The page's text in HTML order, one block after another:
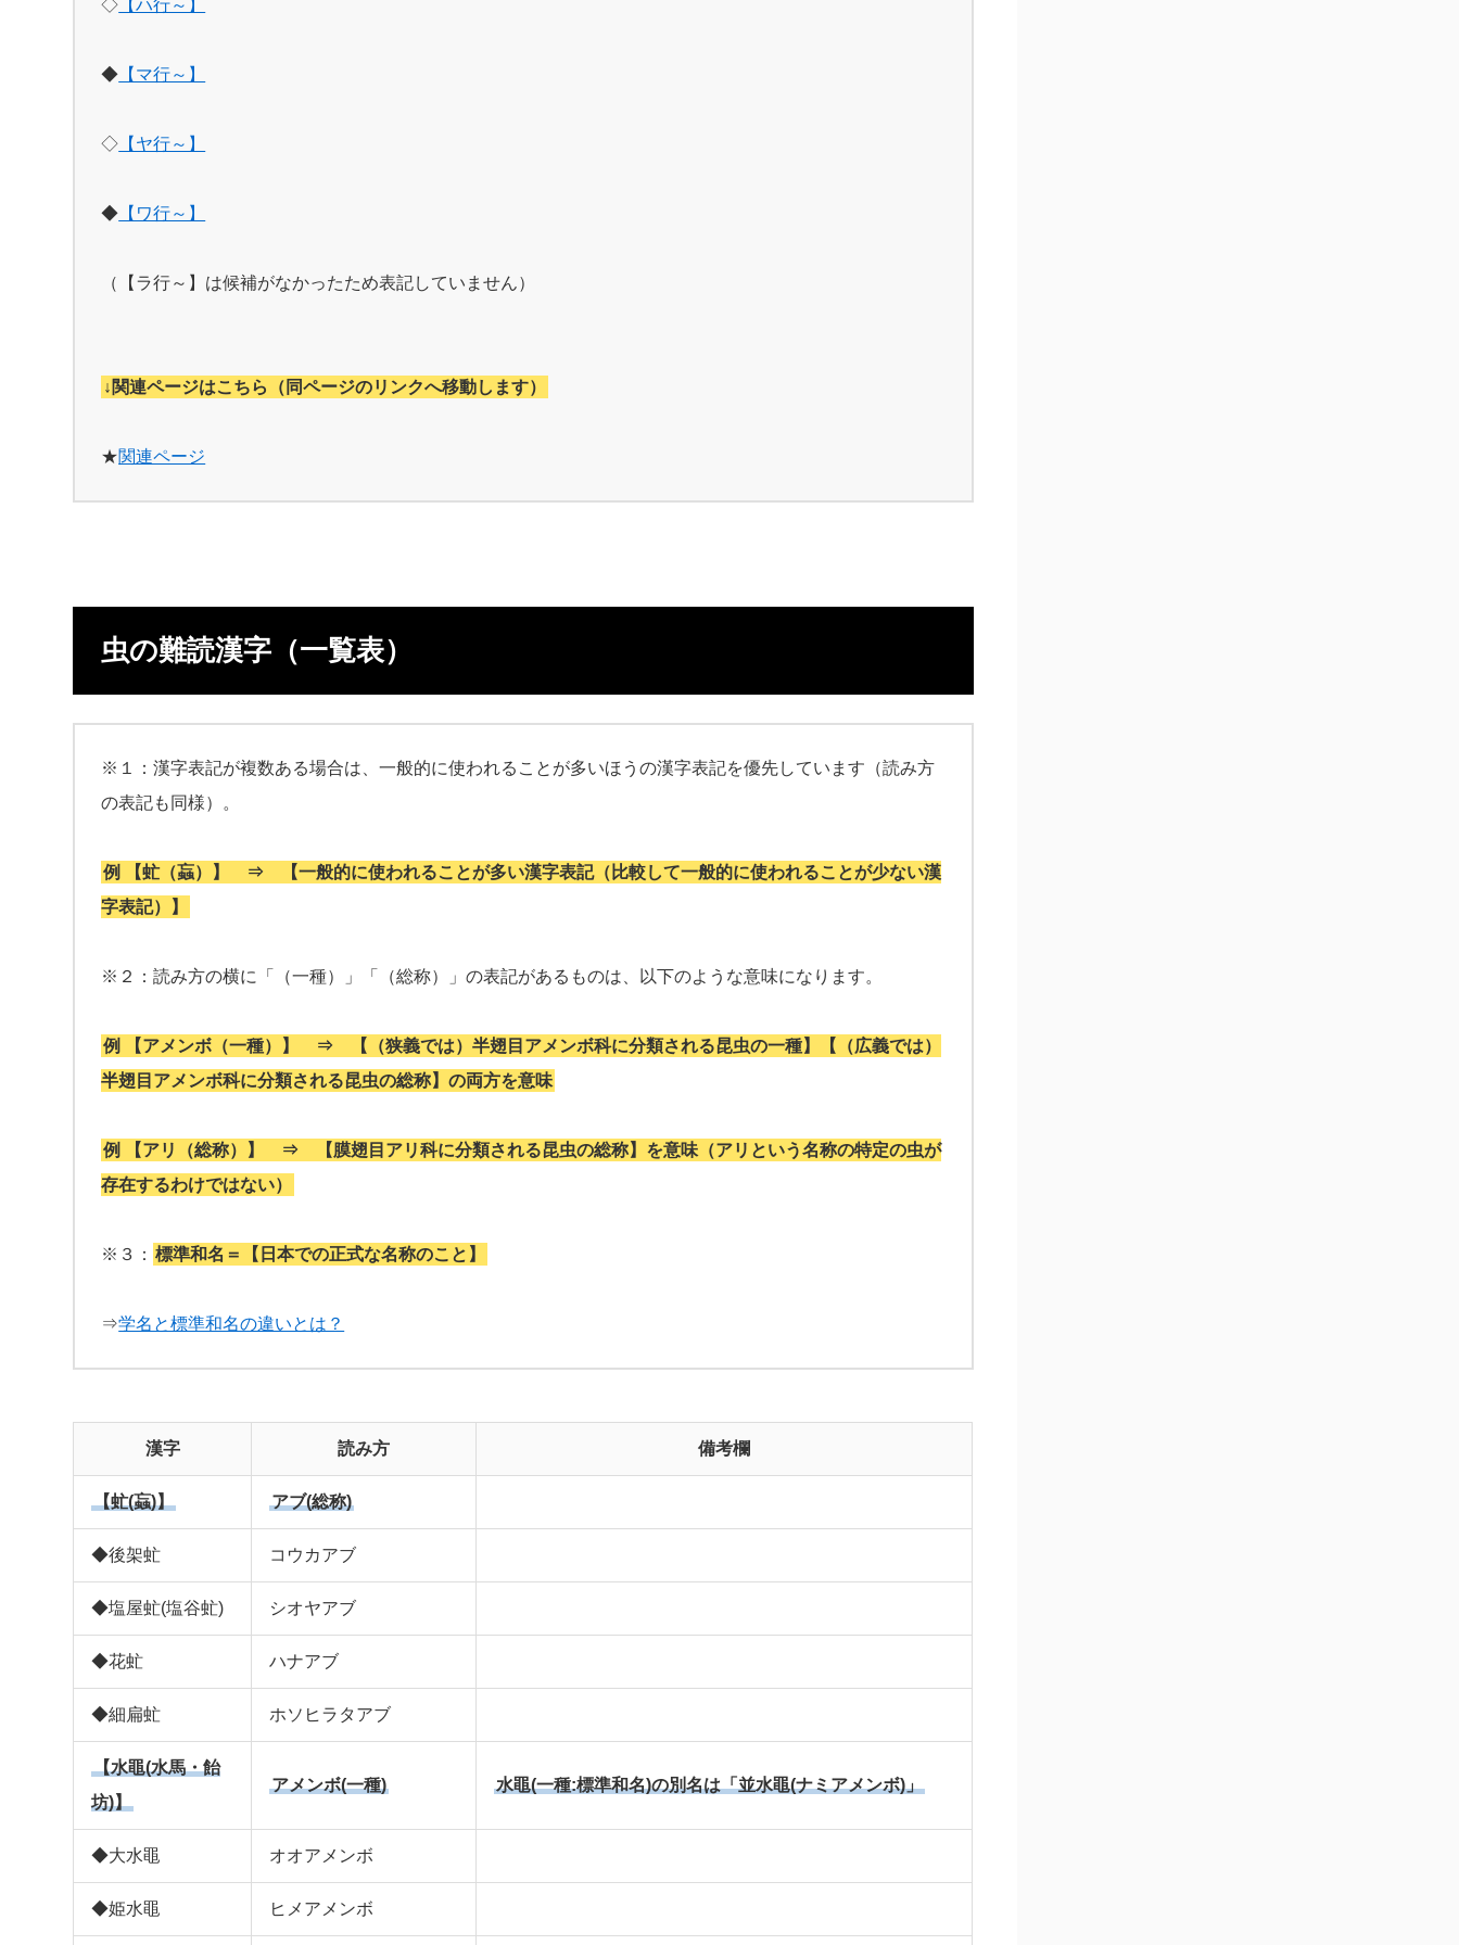
◇ 【ハ行～】
◆ 【マ行～】
◇ 【ヤ行～】
◆ 【ワ行～】
（【ラ行～】は候補がなかったため表記していません）
↓関連ページはこちら（同ページのリンクへ移動します）
★関連ページ
虫の難読漢字（一覧表）
※１：漢字表記が複数ある場合は、一般的に使われることが多いほうの漢字表記を優先しています（読み方
の表記も同様）。
例 【虻（蝱）】 ⇒ 【一般的に使われることが多い漢字表記（比較して一般的に使われることが少ない漢
字表記）】
※２：読み方の横に「（一種）」「（総称）」の表記があるものは、以下のような意味になります。
例 【アメンボ（一種）】 ⇒ 【（狭義では）半翅目アメンボ科に分類される昆虫の一種】【（広義では）
半翅目アメンボ科に分類される昆虫の総称】の両方を意味
例 【アリ（総称）】 ⇒ 【膜翅目アリ科に分類される昆虫の総称】を意味（アリという名称の特定の虫が
存在するわけではない）
※３： 標準和名＝【日本での正式な名称のこと】
⇒学名と標準和名の違いとは？
漢字 読み方 備考欄
【虻(蝱)】 アブ(総称)
◆後架虻 コウカアブ
◆塩屋虻(塩谷虻) シオヤアブ
◆花虻 ハナアブ
◆細扁虻 ホソヒラタアブ
【水黽(水馬・飴
坊)】
アメンボ(一種) 水黽(一種:標準和名)の別名は「並水黽(ナミアメンボ)」
◆大水黽 オオアメンボ
◆姫水黽 ヒメアメンボ